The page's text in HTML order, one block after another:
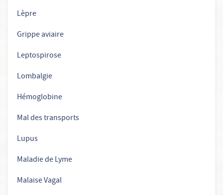
Lèpre
Grippe aviaire
Leptospirose
Lombalgie
Hémoglobine
Mal des transports
Lupus
Maladie de Lyme
Malaise Vagal